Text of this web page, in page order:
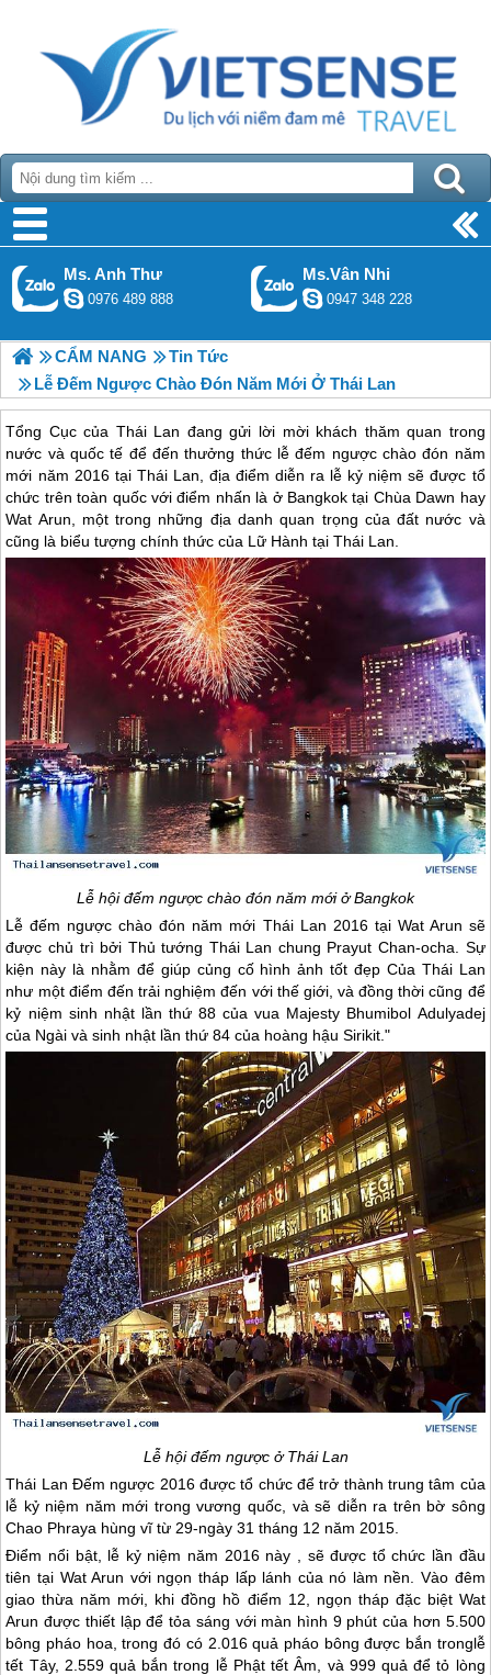
Ms. Anh Thư
0976 489 888
Ms.Vân Nhi
0947 348 228
CẨM NANG
Tin Tức
Lễ Đếm Ngược Chào Đón Năm Mới Ở Thái Lan
Tổng Cục của Thái Lan đang gửi lời mời khách thăm quan trong
nước và quốc tế để đến thưởng thức lễ đếm ngược chào đón năm
mới năm 2016 tại Thái Lan, địa điểm diễn ra lễ kỷ niệm sẽ được tổ
chức trên toàn quốc với điểm nhấn là ở Bangkok tại Chùa Dawn hay
Wat Arun, một trong những địa danh quan trọng của đất nước và
cũng là biểu tượng chính thức của Lữ Hành tại Thái Lan.
Lễ hội đếm ngược chào đón năm mới ở Bangkok
Lễ đếm ngược chào đón năm mới Thái Lan 2016 tại Wat Arun sẽ
được chủ trì bởi Thủ tướng Thái Lan chung Prayut Chan-ocha. Sự
kiện này là nhằm để giúp củng cố hình ảnh tốt đẹp Của Thái Lan
như một điểm đến trải nghiệm đến với thế giới, và đồng thời cũng để
kỷ niệm sinh nhật lần thứ 88 của vua Majesty Bhumibol Adulyadej
của Ngài và sinh nhật lần thứ 84 của hoàng hậu Sirikit."
Lễ hội đếm ngược ởThái Lan
Thái Lan Đếm ngược 2016 được tổ chức để trở thành trung tâm của
lễ kỷ niệm năm mới trong vương quốc, và sẽ diễn ra trên bờ sông
Chao Phraya hùng vĩ từ 29-ngày 31 tháng 12 năm 2015.
Điểm nổi bật, lễ kỷ niệm năm 2016 này , sẽ được tổ chức lần đầu
tiên tại Wat Arun với ngọn tháp lấp lánh của nó làm nền. Vào đêm
giao thừa năm mới, khi đồng hồ điểm 12, ngọn tháp đặc biệt Wat
Arun được thiết lập để tỏa sáng với màn hình 9 phút của hơn 5.500
bông pháo hoa, trong đó có 2.016 quả pháo bông được bắn tronglễ
tết Tây, 2.559 quả bắn trong lễ Phật tết Âm, và 999 quả để tỏ lòng